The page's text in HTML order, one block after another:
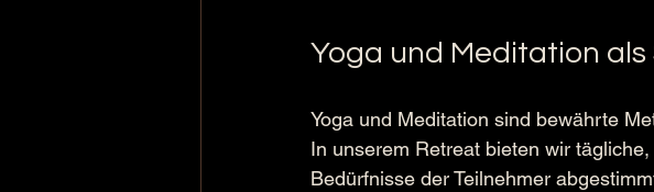
Yoga und Meditation als
Yoga und Meditation sind bewährte
In unserem Retreat bieten wir
Bedürfnisse der Teilnehmer